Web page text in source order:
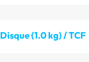
Disque (1.0 kg) / TCF